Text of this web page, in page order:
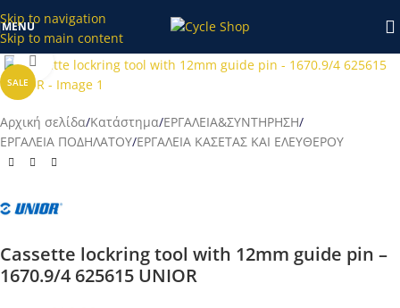
Skip to navigation
Skip to main content
κατάστημα το διάστημα 20/7-27/7 θα επεξεργαστούν απο εμάς
μετά τις 28/7!
MENU
SALE
Προβολή
Αρχική σελίδα/Κατάστημα/ΕΡΓΑΛΕΙΑ&ΣΥΝΤΗΡΗΣΗ/
ΕΡΓΑΛΕΙΑ ΠΟΔΗΛΑΤΟΥ/ΕΡΓΑΛΕΙΑ ΚΑΣΕΤΑΣ ΚΑΙ ΕΛΕΥΘΕΡΟΥ
Cassette lockring tool with 12mm guide pin –
1670.9/4 625615 UNIOR